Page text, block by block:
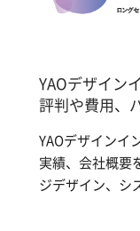
YAOデザイン
評判や費用、
YAOデザインイ
実績、会社概要
ジデザイン、シ